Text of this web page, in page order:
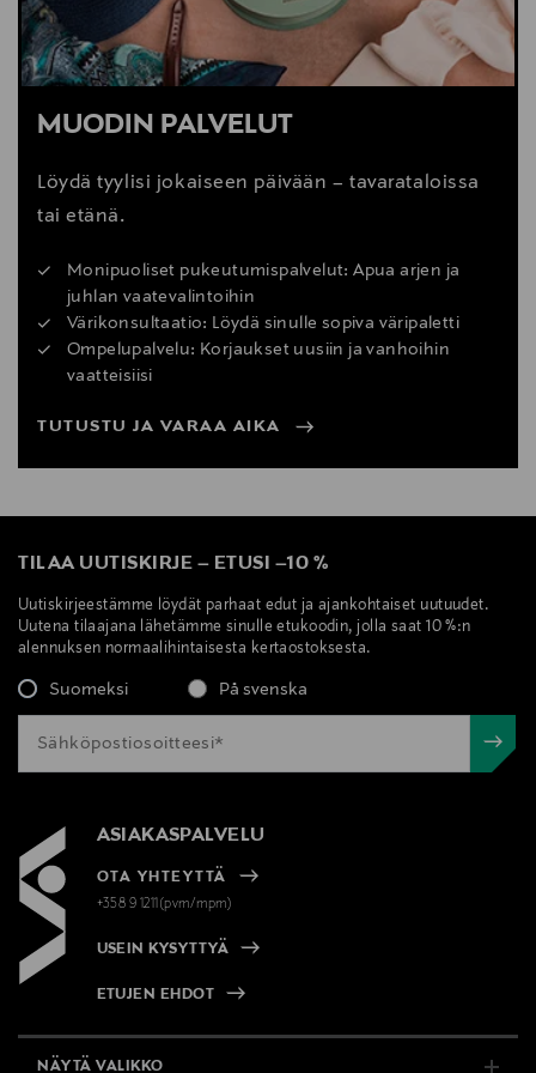
MUODIN PALVELUT
Löydä tyylisi jokaiseen päivään – tavarataloissa
tai etänä.
Monipuoliset pukeutumispalvelut: Apua arjen ja
juhlan vaatevalintoihin
Värikonsultaatio: Löydä sinulle sopiva väripaletti
Ompelupalvelu: Korjaukset uusiin ja vanhoihin
vaatteisiisi
TUTUSTU JA VARAA AIKA
TILAA UUTISKIRJE – ETUSI –10 %
Uutiskirjeestämme löydät parhaat edut ja ajankohtaiset uutuudet.
Uutena tilaajana lähetämme sinulle etukoodin, jolla saat 10 %:n
alennuksen normaalihintaisesta kertaostoksesta.
Suomeksi På svenska
ASIAKASPALVELU
OTA YHTEYTTÄ
+358 9 1211(pvm/mpm)
USEIN KYSYTTYÄ
ETUJEN EHDOT
NÄYTÄ VALIKKO